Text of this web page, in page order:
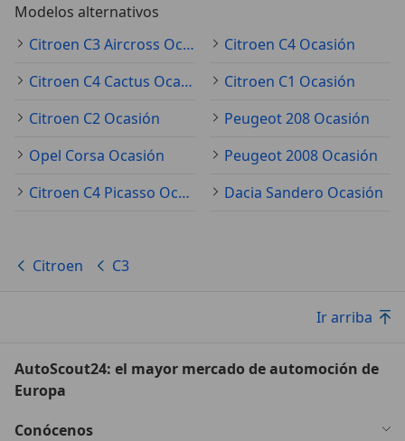
Modelos alternativos
Citroen C3 Aircross Ocasión
Citroen C4 Ocasión
Citroen C4 Cactus Ocasión
Citroen C1 Ocasión
Citroen C2 Ocasión
Peugeot 208 Ocasión
Opel Corsa Ocasión
Peugeot 2008 Ocasión
Citroen C4 Picasso Ocasión
Dacia Sandero Ocasión
Citroen C3
Ir arriba
AutoScout24: el mayor mercado de automoción de
Europa
Conócenos